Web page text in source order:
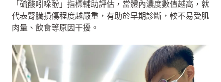
「硫酸吲哚酚」指標輔助評估，當體內濃度數值越高，就
代表腎臟損傷程度越嚴重，有助於早期診斷，較不易受肌
肉量、飲食等原因干擾。